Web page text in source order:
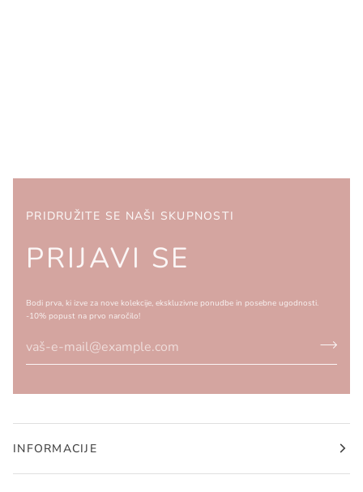
PRIDRUŽITE SE NAŠI SKUPNOSTI
PRIJAVI SE
Bodi prva, ki izve za nove kolekcije, ekskluzivne ponudbe in posebne ugodnosti.
-10% popust na prvo naročilo!
INFORMACIJE